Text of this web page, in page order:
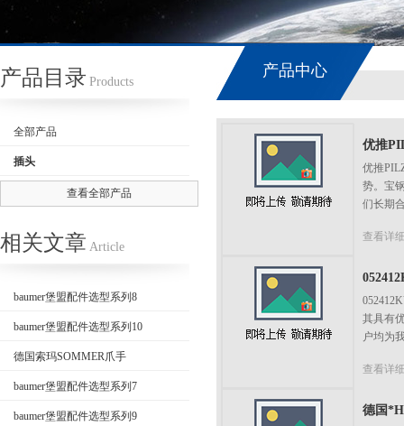
公司名称
产品目录 Products
全部产品
插头
查看全部产品
相关文章 Article
baumer堡盟配件选型系列8
baumer堡盟配件选型系列10
德国索玛SOMMER爪手
baumer堡盟配件选型系列7
baumer堡盟配件选型系列9
产品中心
优推
优推
势。宝
们长期
查看详
其具有
户均为
查看详
德国